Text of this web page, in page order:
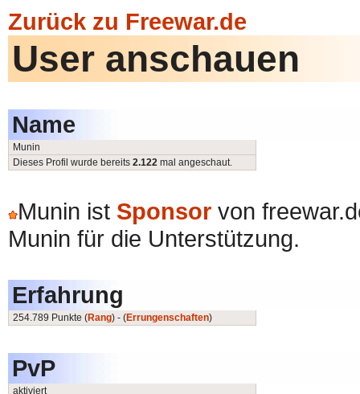
Zurück zu Freewar.de
User anschauen
Name
Munin
Dieses Profil wurde bereits 2.122 mal angeschaut.
Munin ist Sponsor von
Munin für die Unterstützung.
Erfahrung
254.789 Punkte (Rang) - (Errungenschaften)
PvP
aktiviert